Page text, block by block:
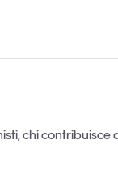
chi contribuisce